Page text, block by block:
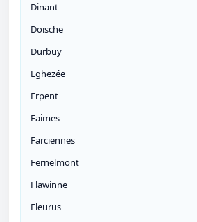
Dinant
Doische
Durbuy
Eghezée
Erpent
Faimes
Farciennes
Fernelmont
Flawinne
Fleurus